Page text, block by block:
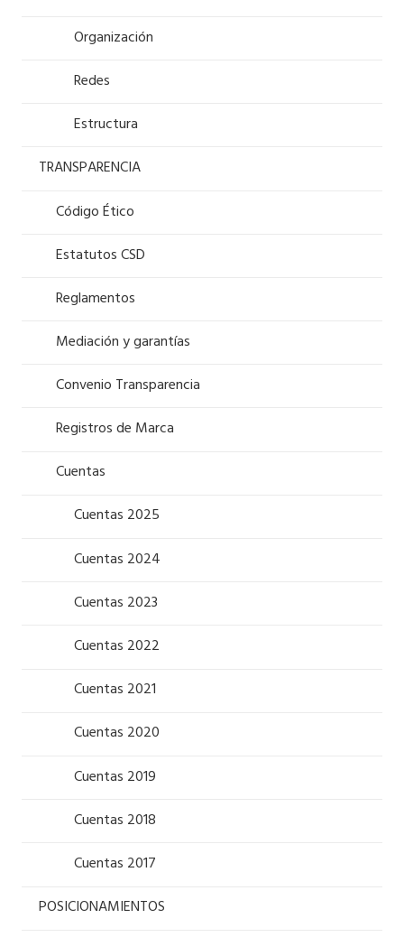
Organización
Redes
Estructura
TRANSPARENCIA
Código Ético
Estatutos CSD
Reglamentos
Mediación y garantías
Convenio Transparencia
Registros de Marca
Cuentas
Cuentas 2025
Cuentas 2024
Cuentas 2023
Cuentas 2022
Cuentas 2021
Cuentas 2020
Cuentas 2019
Cuentas 2018
Cuentas 2017
POSICIONAMIENTOS